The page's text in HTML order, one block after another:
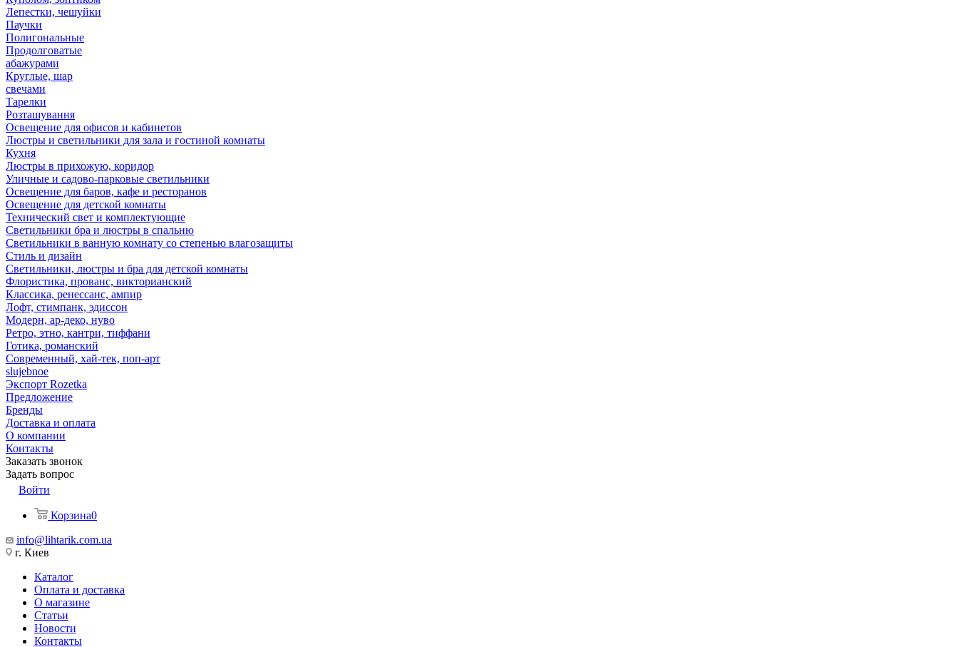
Лепестки, чешуйки
Паучки
Полигональные
Продолговатые
абажурами
Круглые, шар
свечами
Тарелки
Розташування
Освещение для офисов и кабинетов
Люстры и светильники для зала и гостиной комнаты
Кухня
Люстры в прихожую, коридор
Уличные и садово-парковые светильники
Освещение для баров, кафе и ресторанов
Освещение для детской комнаты
Технический свет и комплектующие
Светильники бра и люстры в спальню
Светильники в ванную комнату со степенью влагозащиты
Стиль и дизайн
Светильники, люстры и бра для детской комнаты
Флористика, прованс, викторианский
Классика, ренессанс, ампир
Лофт, стимпанк, эдиссон
Модерн, ар-деко, нуво
Ретро, этно, кантри, тиффани
Готика, романский
Современный, хай-тек, поп-арт
slujebnoe
Экспорт Rozetka
Предложение
Бренды
Доставка и оплата
О компании
Контакты
Заказать звонок
Задать вопрос
Войти
Корзина0
info@lihtarik.com.ua
г. Киев
Каталог
Оплата и доставка
О магазине
Статьи
Новости
Контакты